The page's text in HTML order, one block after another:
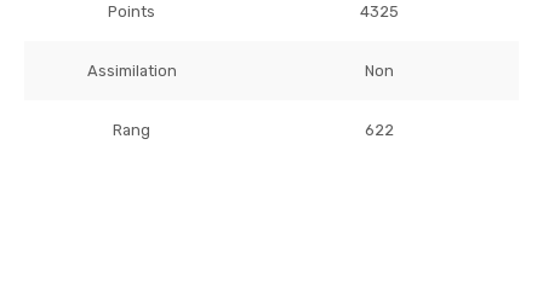
Points 4325
Assimilation Non
Rang 622